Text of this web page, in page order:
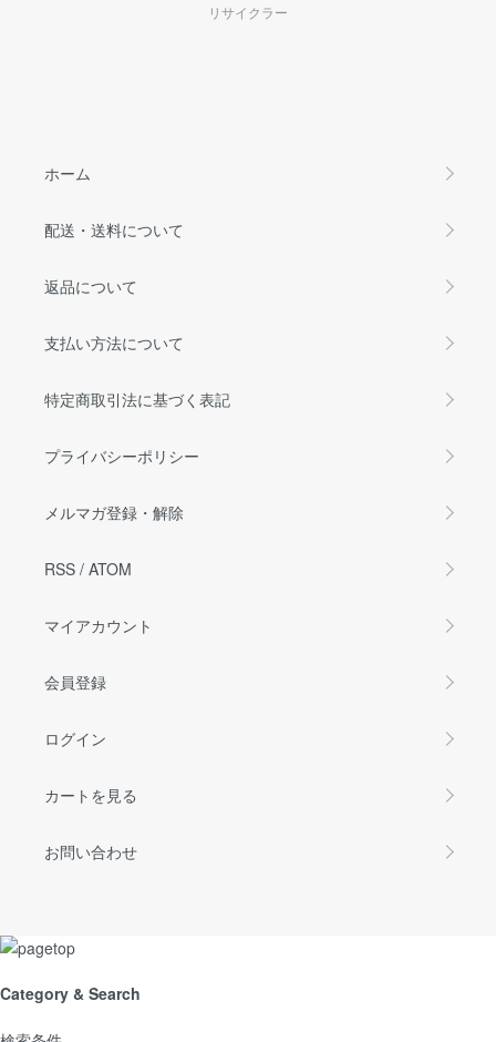
リサイクラー
ホーム
配送・送料について
返品について
支払い方法について
特定商取引法に基づく表記
プライバシーポリシー
メルマガ登録・解除
RSS / ATOM
マイアカウント
会員登録
ログイン
カートを見る
お問い合わせ
Category & Search